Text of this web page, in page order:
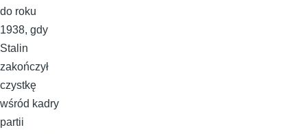
do roku
1938, gdy
Stalin
zakończył
czystkę
wśród kadry
partii